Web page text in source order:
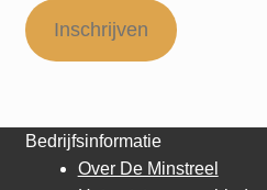
Inschrijven
Bedrijfsinformatie
Over De Minstreel